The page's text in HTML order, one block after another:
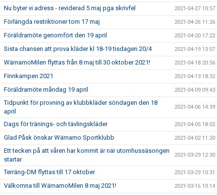
Nu byter vi adress - reviderad 5 maj pga skrivfel 2021-04-27 10:57
Förlängda restriktioner tom 17 maj 2021-04-26 11:26
Föräldramöte genomfört den 19 april 2021-04-20 17:22
Sista chansen att prova kläder kl 18-19 tisdagen 20/4 2021-04-19 13:07
WärnamoMilen flyttas från 8 maj till 30 oktober 2021! 2021-04-18 20:56
Finnkampen 2021 2021-04-13 18:32
Föräldramöte måndag 19 april 2021-04-09 09:43
Tidpunkt för provning av klubbkläder söndagen den 18
april
2021-04-06 14:39
Dags för tränings- och tävlingskläder 2021-04-05 18:02
Glad Påsk önskar Wärnamo Sportklubb 2021-04-02 11:20
Ett tecken på att våren har kommit är när utomhussäsongen
startar
2021-03-29 12:30
Terräng-DM flyttas till 17 oktober 2021-03-29 10:31
Välkomna till WärnamoMilen 8 maj 2021! 2021-03-16 10:14